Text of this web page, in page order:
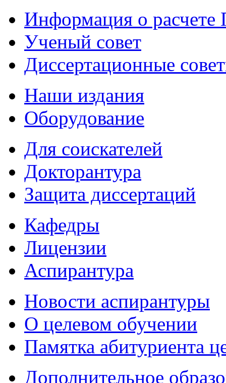
Информация о
Ученый совет
Диссертационные
Наши издания
Оборудование
Для соискателей
Докторантура
Защита диссертаций
Кафедры
Лицензии
Аспирантура
Новости аспирантуры
О целевом обучении
Памятка абитуриента
Дополнительное